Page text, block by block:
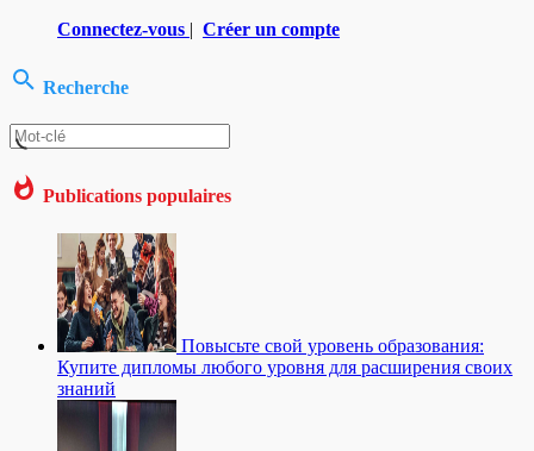
Connectez-vous | Créer un compte
Recherche
Publications populaires
Повысьте свой уровень образования:
Купите дипломы любого уровня для расширения своих
знаний